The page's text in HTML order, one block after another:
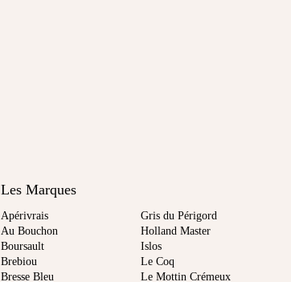
Les Marques
Apérivrais
Au Bouchon
Boursault
Brebiou
Bresse Bleu
Gris du Périgord
Holland Master
Islos
Le Coq
Le Mottin Crémeux